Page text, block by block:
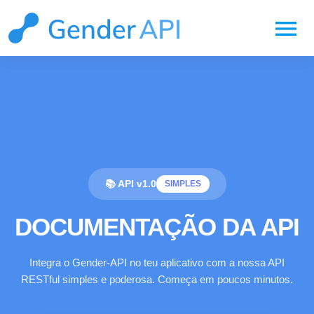
menu
📚 API v1.0 SIMPLES
DOCUMENTAÇÃO DA API
Integra o Gender-API no teu aplicativo com a nossa API
RESTful simples e poderosa. Começa em poucos minutos.